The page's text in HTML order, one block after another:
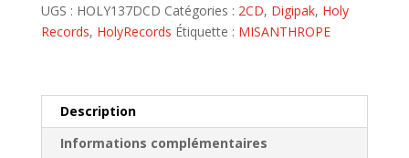
Digipack
LIVE
Immortal
Wars
UGS : HOLY137DCD Catégories : 2CD, Digipak, Holy
Records, HolyRecords Étiquette : MISANTHROPE
Description
Informations complémentaires